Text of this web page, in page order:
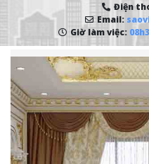
Điện
Email:
Giờ làm việc: